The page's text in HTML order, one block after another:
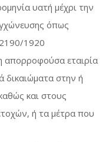
υατή μέχρι την
όπως
1920
απορροφούσα εταιρία
δικαιώματα στην ή
και στους
ή τα μέτρα που